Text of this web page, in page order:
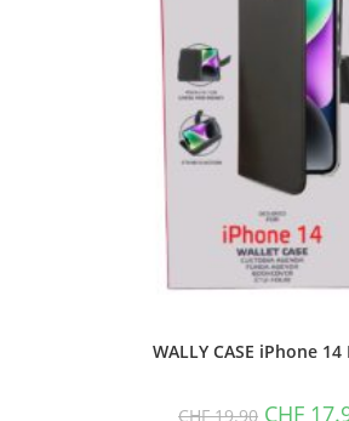
WALLY CASE iPhone 14
CHF19.90 CHF